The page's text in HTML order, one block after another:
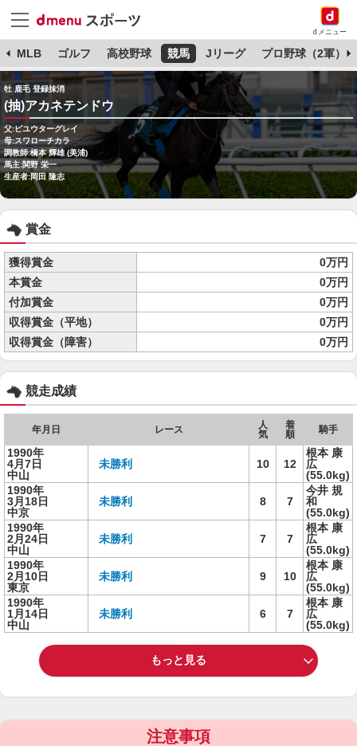
dメニュー
MLB ゴルフ 高校野球 競馬 Jリーグ プロ野球（2軍）
牡 鹿毛 登録抹消
(抽)アカネテンドウ
父:ピユウターグレイ
母:スワローチカラ
調教師:橋本 輝雄 (美浦)
馬主:関野 栄一
生産者:岡田 隆志
賞金
獲得賞金
0万円
本賞金
0万円
付加賞金
0万円
収得賞金（平地）
0万円
収得賞金（障害）
0万円
競走成績
年月日 レース
人
気
着
順
騎手
1990年
4月7日
中山
未勝利 10 12
根本 康
広
(55.0kg)
1990年
3月18日
中京
未勝利 8 7
今井 規
和
(55.0kg)
1990年
2月24日
中山
未勝利 7 7
根本 康
広
(55.0kg)
1990年
2月10日
東京
未勝利 9 10
根本 康
広
(55.0kg)
1990年
1月14日
中山
未勝利 6 7
根本 康
広
(55.0kg)
もっと見る
注意事項